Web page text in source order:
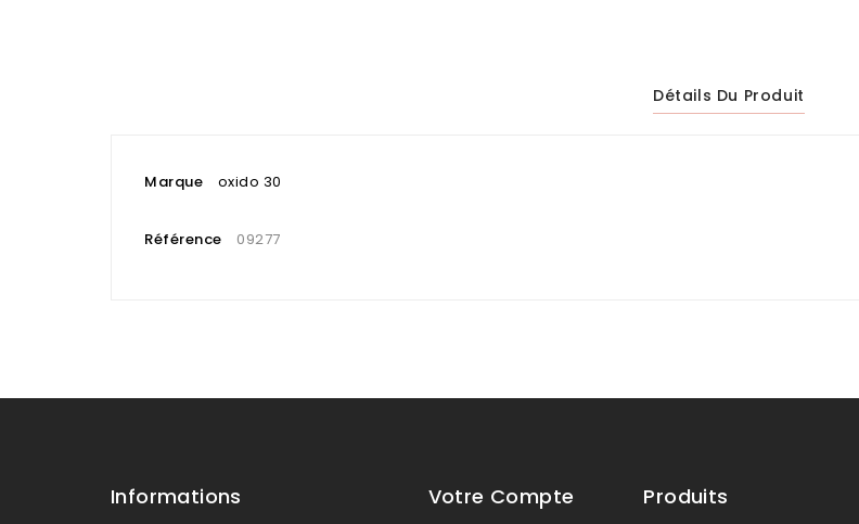
Détails Du Produit
Marque oxido 30
Référence 09277
Informations Votre Compte Produits